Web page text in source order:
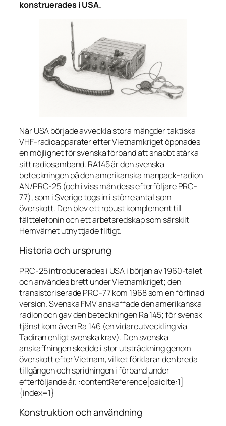
konstruerades i USA.
När USA började avveckla stora mängder taktiska
VHF-radioapparater efter Vietnamkriget öppnades
en möjlighet för svenska förband att snabbt stärka
sitt radiosamband. RA145 är den svenska
beteckningen på den amerikanska manpack-radion
AN/PRC-25 (och i viss mån dess efterföljare PRC-
77), som i Sverige togs in i större antal som
överskott. Den blev ett robust komplement till
fälttelefonin och ett arbetsredskap som särskilt
Hemvärnet utnyttjade flitigt.
Historia och ursprung
PRC-25 introducerades i USA i början av 1960-talet
och användes brett under Vietnamkriget; den
transistoriserade PRC-77 kom 1968 som en förfinad
version. Svenska FMV anskaffade den amerikanska
radion och gav den beteckningen Ra 145; för svensk
tjänst kom även Ra 146 (en vidareutveckling via
Tadiran enligt svenska krav). Den svenska
anskaffningen skedde i stor utsträckning genom
överskott efter Vietnam, vilket förklarar den breda
tillgången och spridningen i förband under
efterföljande år. :contentReference[oaicite:1]
{index=1}
Konstruktion och användning